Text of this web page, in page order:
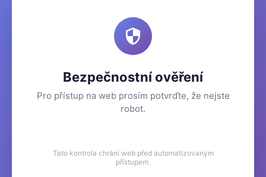
Bezpečnostní ověření
Pro přístup na web prosím potvrďte, že nejste
robot.
Tato kontrola chrání web před automatizovaným
přístupem.